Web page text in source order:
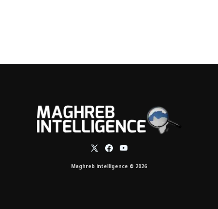
Maghreb intelligence © 2026